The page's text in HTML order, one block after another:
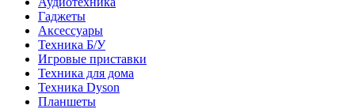
Гаджеты
Аксессуары
Техника Б/У
Игровые приставки
Техника для дома
Техника Dyson
Планшеты